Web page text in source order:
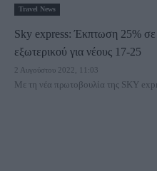
Travel News
Sky express: Έκπτωση 25% σε
εξωτερικού για νέους 17-25
2 Αυγούστου 2022, 11:03
Με τη νέα πρωτοβουλία της SKY